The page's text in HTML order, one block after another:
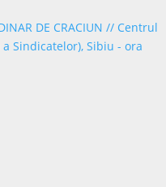
DE CRACIUN // Centrul
Sindicatelor), Sibiu - ora